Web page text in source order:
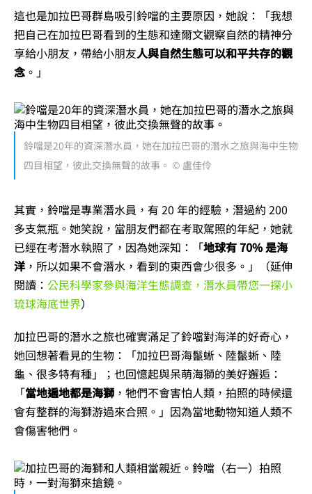
這也是加拉巴哥群島吸引鈴噹的主要原因，她說：「我想
把自己在加拉巴哥看到的生態和達爾文觀察自然的精神分
享給小朋友，帶給小朋友人與自然生態可以和平共存的觀
念。」
鈴噹是20年的資深潛水員，她在加拉巴哥的潛水之旅與海中生物
四目相望，彼此交換無聲的故事。 © 盧佳伶
其實，鈴噹是專業潛水員，有 20 年的經驗，潛過約 200
多支氣瓶。她笑說，當朋友們都在考取駕照的年紀，她就
已經在考潛水執照了，因為她深知：「地球有 70% 是海
洋 ，所以如果不會潛水，看到的東西會少很多。」（延伸
閱讀： 公民科學家參與海洋生態調查，潛水員帶您一探小
琉球海底世界）
加拉巴哥的潛水之旅也確實滿足了鈴噹對海洋的好奇心，
她回想著看見的生物：「加拉巴哥海鬣蜥、陸鬣蜥、陸
龜、很多特有種」；也回憶起與呆萌海獅的美好邂逅：
「當地遍地都是海獅 ，牠們不會害怕人類，拍照的時候還
會有整群的海獅游過來合照。」因為當地動物知道人類不
會傷害牠們。